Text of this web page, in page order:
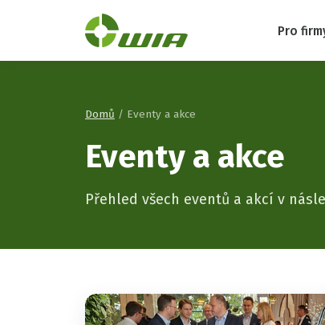
Pro
Domů / Eventy a akce
Eventy a akce
Přehled všech eventů a akcí v